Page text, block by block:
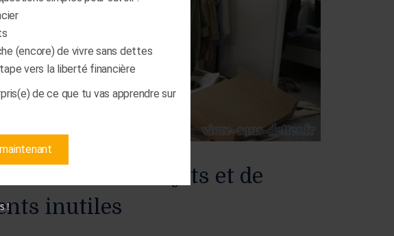
1 : La vente d’objets et de
inutiles
(encore) de vivre sans dettes
vers la liberté financière
de ce que tu vas apprendre sur
!